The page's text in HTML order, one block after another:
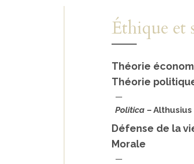
Éthique et
Théorie
Théorie
—
Politica – Althusius
Défense de la
Morale
—